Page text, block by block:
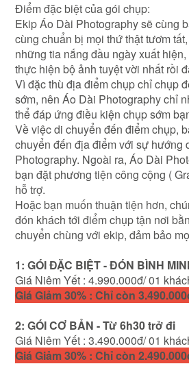
Điểm đặc biệt của gói chụp:
Ekip Áo Dài Photography sẽ cùng
cùng chuẩn bị mọi thứ thật tươm
những tia nắng đầu ngày xuất
thực hiện bộ ảnh tuyệt vời nhất rồi
Vì đặc thù địa điểm chụp chỉ chụp
sớm, nên Áo Dài Photography chỉ
thể đáp ứng điều kiện chụp sớm
Về việc di chuyển đến điểm chụp,
chuyển đến địa điểm với sự hướng
Photography. Ngoài ra, Áo Dài
bạn đặt phương tiện công cộng (
hỗ trợ.
Hoặc bạn muốn thuận tiện hơn,
đón khách tới điểm chụp tận nơi
chuyển chùng với ekip, đảm bảo
1: GÓI ĐẶC BIỆT - ĐÓN BÌNH
Giá Niêm Yết : 4.990.000đ/ 01
Giá Giảm 30% : Chỉ còn
2: GÓI CƠ BẢN - Từ 6h30 trở đi
Giá Niêm Yết : 3.490.000đ/ 01
Giá Giảm 30% : Chỉ còn